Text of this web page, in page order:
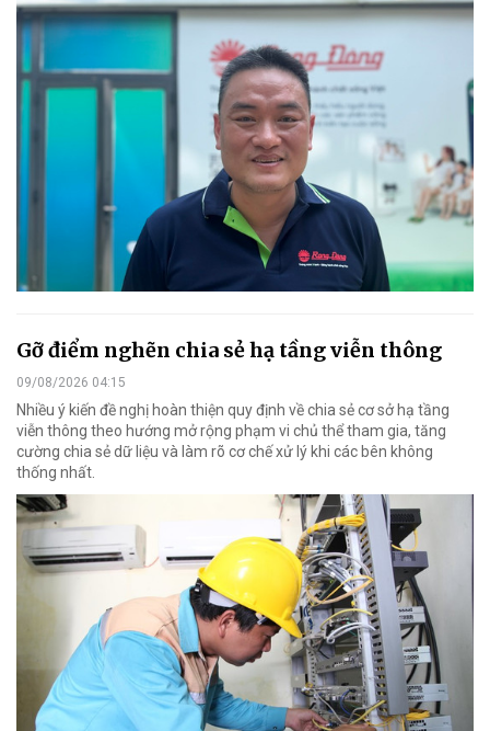
Gỡ điểm nghẽn chia sẻ hạ tầng viễn thông
09/08/2026 04:15
Nhiều ý kiến đề nghị hoàn thiện quy định về chia sẻ cơ sở hạ tầng
viễn thông theo hướng mở rộng phạm vi chủ thể tham gia, tăng
cường chia sẻ dữ liệu và làm rõ cơ chế xử lý khi các bên không
thống nhất.